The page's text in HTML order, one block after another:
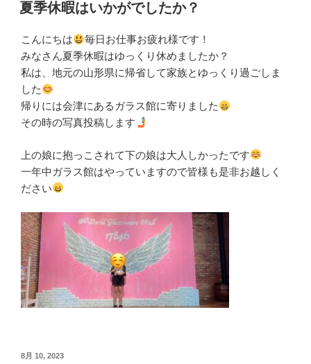
日:
夏季休暇はいかがでしたか？
こんにちは
毎日お仕事お疲れ様です！
みなさん夏季休暇はゆっくり休めましたか？
私は、地元の山形県に帰省して家族とゆっくり過ごしま
した
帰りには会津にあるガラス館に寄りました
その時の写真投稿します
上の娘に抱っこされて下の娘は大人しかったです
一年中ガラス館はやっていますので皆様も是非お越しく
ださい
投
8月 10, 2023